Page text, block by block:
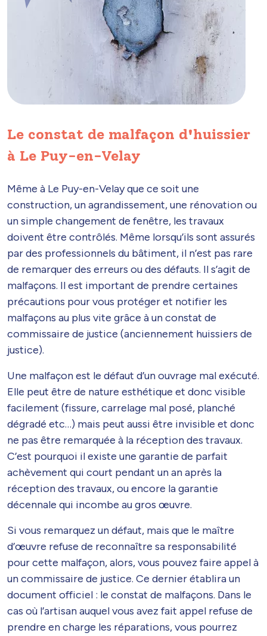
Le constat de malfaçon d'huissier
à Le Puy-en-Velay
Même à Le Puy-en-Velay que ce soit une
construction, un agrandissement, une rénovation ou
un simple changement de fenêtre, les travaux
doivent être contrôlés. Même lorsqu’ils sont assurés
par des professionnels du bâtiment, il n’est pas rare
de remarquer des erreurs ou des défauts. Il s’agit de
malfaçons. Il est important de prendre certaines
précautions pour vous protéger et notifier les
malfaçons au plus vite grâce à un constat de
commissaire de justice (anciennement huissiers de
justice).
Une malfaçon est le défaut d’un ouvrage mal exécuté.
Elle peut être de nature esthétique et donc visible
facilement (fissure, carrelage mal posé, planché
dégradé etc…) mais peut aussi être invisible et donc
ne pas être remarquée à la réception des travaux.
C’est pourquoi il existe une garantie de parfait
achèvement qui court pendant un an après la
réception des travaux, ou encore la garantie
décennale qui incombe au gros œuvre.
Si vous remarquez un défaut, mais que le maître
d’œuvre refuse de reconnaître sa responsabilité
pour cette malfaçon, alors, vous pouvez faire appel à
un commissaire de justice. Ce dernier établira un
document officiel : le constat de malfaçons. Dans le
cas où l’artisan auquel vous avez fait appel refuse de
prendre en charge les réparations, vous pourrez